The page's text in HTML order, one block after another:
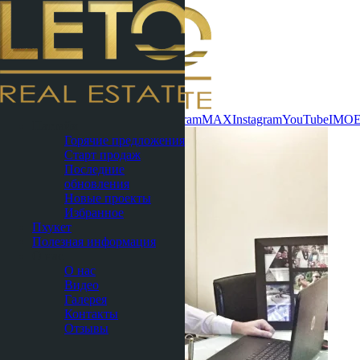
TelegramMAXInstagramYouTubeIMO
Горячие предложения
Старт продаж
Последние
обновления
Новые проекты
Избранное
Пхукет
Полезная информация
О нас
Видео
Галерея
Контакты
Отзывы